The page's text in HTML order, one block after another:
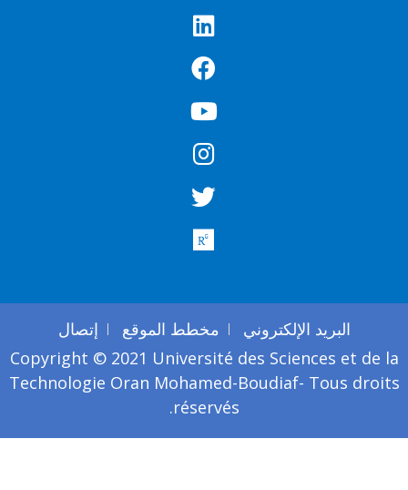
البريد الإلكتروني مخطط الموقع
إتصال
Copyright © 2021 Université des Sciences et de
Technologie Oran Mohamed-Boudiaf- Tous
réservés.